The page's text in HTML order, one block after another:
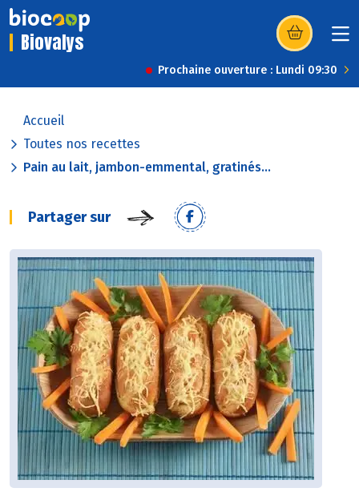
Biovalys (s’ouvre dans
Prochaine ouverture : Lundi 09:30
Accueil
Toutes nos recettes
Pain au lait, jambon-emmental, gratinés...
Partager sur